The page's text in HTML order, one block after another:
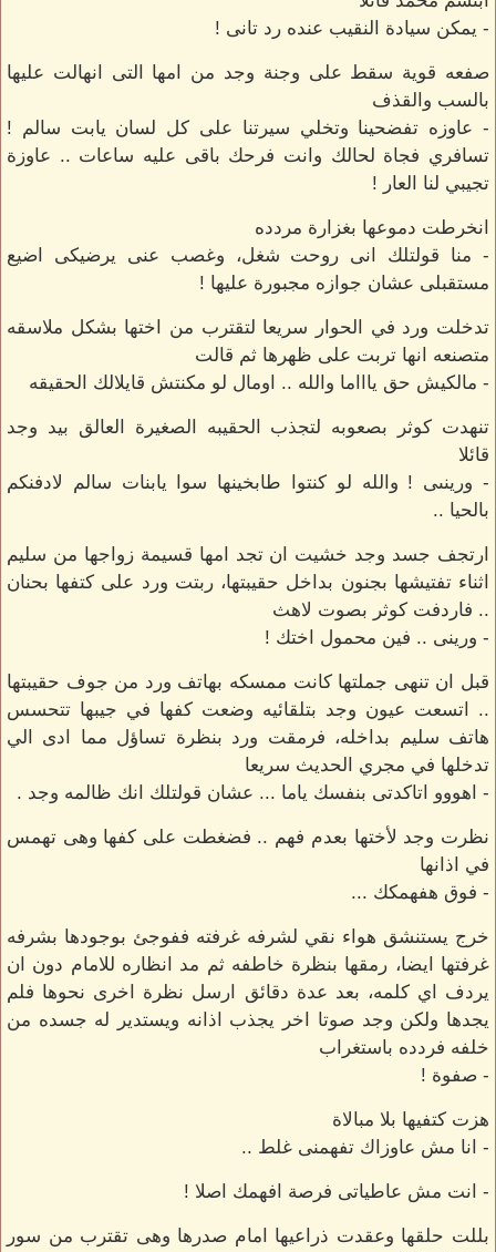
- يمكن سيادة النقيب عنده رد تانى !
صفعه قوية سقط على وجنة وجد من امها التى انهالت عليها
بالسب والقذف
- عاوزه تفضحينا وتخلي سيرتنا على كل لسان يابت سالم !
تسافري فجاة لحالك وانت فرحك باقى عليه ساعات .. عاوزة
تجيبي لنا العار !
انخرطت دموعها بغزارة مردده
- منا قولتلك انى روحت شغل، وغصب عنى يرضيكى اضيع
مستقبلى عشان جوازه مجبورة عليها !
تدخلت ورد في الحوار سريعا لتقترب من اختها بشكل ملاسقه
متصنعه انها تربت على ظهرها ثم قالت
- مالكيش حق ياااما والله .. اومال لو مكنتش قايلالك الحقيقه
تنهدت كوثر بصعوبه لتجذب الحقيبه الصغيرة العالق بيد وجد
قائلا
- ورينىى ! والله لو كنتوا طابخينها سوا يابنات سالم لادفنكم
بالحيا ..
ارتجف جسد وجد خشيت ان تجد امها قسيمة زواجها من سليم
اثناء تفتيشها بجنون بداخل حقيبتها، ربتت ورد على كتفها بحنان
.. فاردفت كوثر بصوت لاهث
- ورينى .. فين محمول اختك !
قبل ان تنهى جملتها كانت ممسكه بهاتف ورد من جوف حقيبتها
.. اتسعت عيون وجد بتلقائيه وضعت كفها في جيبها تتحسس
هاتف سليم بداخله، فرمقت ورد بنظرة تساؤل مما ادى الي
تدخلها في مجري الحديث سريعا
- اهووو اتاكدتى بنفسك ياما ... عشان قولتلك انك ظالمه وجد .
نظرت وجد لأختها بعدم فهم .. فضغطت على كفها وهى تهمس
في اذانها
- فوق هفهمكك ...
خرج يستنشق هواء نقي لشرفه غرفته ففوجئ بوجودها بشرفه
غرفتها ايضا، رمقها بنظرة خاطفه ثم مد انظاره للامام دون ان
يردف اي كلمه، بعد عدة دقائق ارسل نظرة اخرى نحوها فلم
يجدها ولكن وجد صوتا اخر يجذب اذانه ويستدير له جسده من
خلفه فردده باستغراب
- صفوة !
هزت كتفيها بلا مبالاة
- انا مش عاوزاك تفهمنى غلط ..
- انت مش عاطياتى فرصة افهمك اصلا !
بللت حلقها وعقدت ذراعيها امام صدرها وهى تقترب من سور